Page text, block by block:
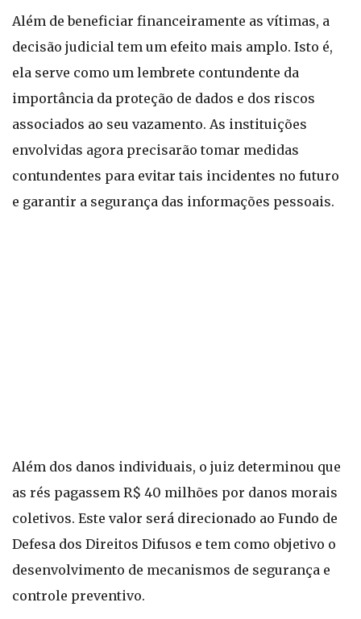
Além de beneficiar financeiramente as vítimas, a
decisão judicial tem um efeito mais amplo. Isto é,
ela serve como um lembrete contundente da
importância da proteção de dados e dos riscos
associados ao seu vazamento. As instituições
envolvidas agora precisarão tomar medidas
contundentes para evitar tais incidentes no futuro
e garantir a segurança das informações pessoais.
Além dos danos individuais, o juiz determinou que
as rés pagassem R$ 40 milhões por danos morais
coletivos. Este valor será direcionado ao Fundo de
Defesa dos Direitos Difusos e tem como objetivo o
desenvolvimento de mecanismos de segurança e
controle preventivo.